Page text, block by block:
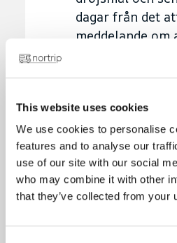
This website uses cookies
We use cookies to personalise
features and to analyse our
use of our site with our social
who may combine it with other
that they’ve collected from your
dagar från det
meddelande om
återsändandet av
om inte annat
eller säljaren
att ange att
stå för
Säljaren kan
avgift för